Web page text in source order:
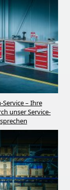
Service – Ihre
unser Service-